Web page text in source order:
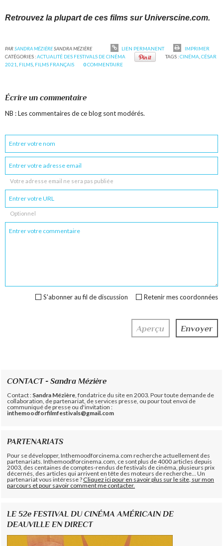
Retrouvez la plupart de ces films sur Universcine.com.
PARSANDRA MÉZIÈRESANDRA MÉZIÈRE LIEN PERMANENT
IMPRIMER
CATÉGORIES :ACTUALITÉ DES FESTIVALS DE CINÉMA TAGS :CINÉMA CÉSAR
2021 FILMS FILMS FRANÇAIS 0COMMENTAIRE
Écrire un commentaire
NB : Les commentaires de ce blog sont modérés.
Votre adresse email ne sera pas publiée
Optionnel
Retenir mes coordonnées
S'abonner au fil de discussion
CONTACT - Sandra Mézière
Contact : Sandra Mézière , fondatrice du site en 2003. Pour toute demande de
collaboration, de partenariat, de services presse, ou pour tout envoi de
communiqué de presse ou d'invitation :
inthemoodforfilmfestivals@gmail.com
PARTENARIATS
Pour se développer, Inthemoodforcinema.com recherche actuellement des
partenariats. Inthemoodforcinema.com, ce sont plus de 4000 articles depuis
2003, des centaines de comptes-rendus de festivals de cinéma, plusieurs prix
décernés, des articles qui arrivent en tête des moteurs de recherche... Un
partenariat vous intéresse ?Cliquez ici pour en savoir plus sur le site, sur mon
parcours et pour savoir comment me contacter.
LE 52e FESTIVAL DU CINÉMA AMÉRICAIN DE
DEAUVILLE EN DIRECT